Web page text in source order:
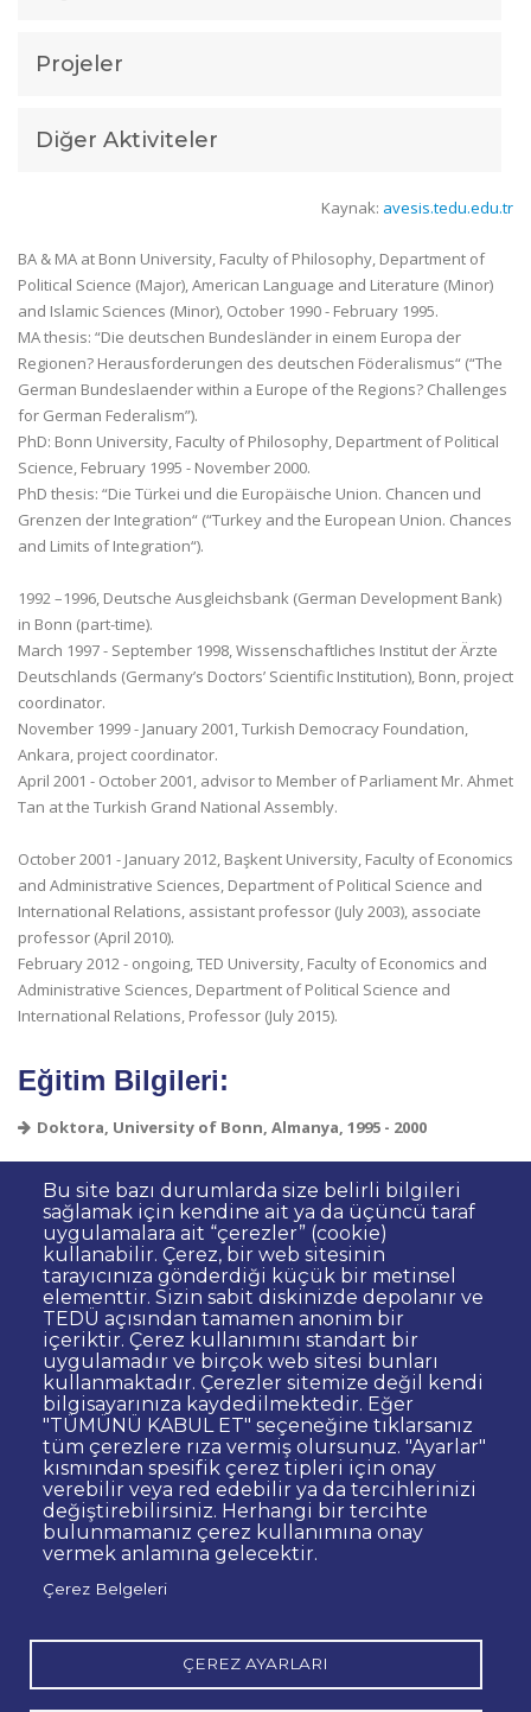
Projeler
Diğer Aktiviteler
Bu site bazı durumlarda size belirli bilgileri
sağlamak için kendine ait ya da üçüncü taraf
uygulamalara ait “çerezler” (cookie)
kullanabilir. Çerez, bir web sitesinin
tarayıcınıza gönderdiği küçük bir metinsel
elementtir. Sizin sabit diskinizde depolanır ve
TEDÜ açısından tamamen anonim bir
içeriktir. Çerez kullanımını standart bir
uygulamadır ve birçok web sitesi bunları
kullanmaktadır. Çerezler sitemize değil kendi
bilgisayarınıza kaydedilmektedir. Eğer
"TÜMÜNÜ KABUL ET" seçeneğine tıklarsanız
tüm çerezlere rıza vermiş olursunuz. "Ayarlar"
kısmından spesifik çerez tipleri için onay
verebilir veya red edebilir ya da tercihlerinizi
değiştirebilirsiniz. Herhangi bir tercihte
bulunmamanız çerez kullanımına onay
vermek anlamına gelecektir.
Çerez Belgeleri
ÇEREZ AYARLARI
Dipnot
Sıkça Sorulan Sorular
Kişisel Verilerin Korunması
Gizlilik Politikası
Sorumluluk Reddi
Bilgi Edinme
Site Yöneticisi İletişim
İhale ve Satınalma İlanları
Açık Rıza
Kurumsal Kimlik
Web Erişilebilirlik Beyanı
© TED Üniversitesi. Ziya Gökalp Caddesi No:48 06420, Kolej
Çankaya ANKARA
ÜniversitesiÜniversitesiÜniversitesi
TED
geç